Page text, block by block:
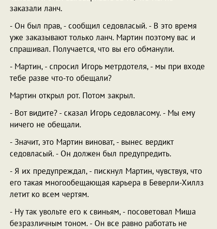
заказали ланч.
- Он был прав, - сообщил седовласый. - В это время
уже заказывают только ланч. Мартин поэтому вас и
спрашивал. Получается, что вы его обманули.
- Мартин, - спросил Игорь метрдотеля, - мы при входе
тебе разве что-то обещали?
Мартин открыл рот. Потом закрыл.
- Вот видите? - сказал Игорь седовласому. - Мы ему
ничего не обещали.
- Значит, это Мартин виноват, - вынес вердикт
седовласый. - Он должен был предупредить.
- Я их предупреждал, - пискнул Мартин, чувствуя, что
его такая многообещающая карьера в Беверли-Хиллз
летит ко всем чертям.
- Ну так увольте его к свиньям, - посоветовал Миша
безразличным тоном. - Он все равно работать не